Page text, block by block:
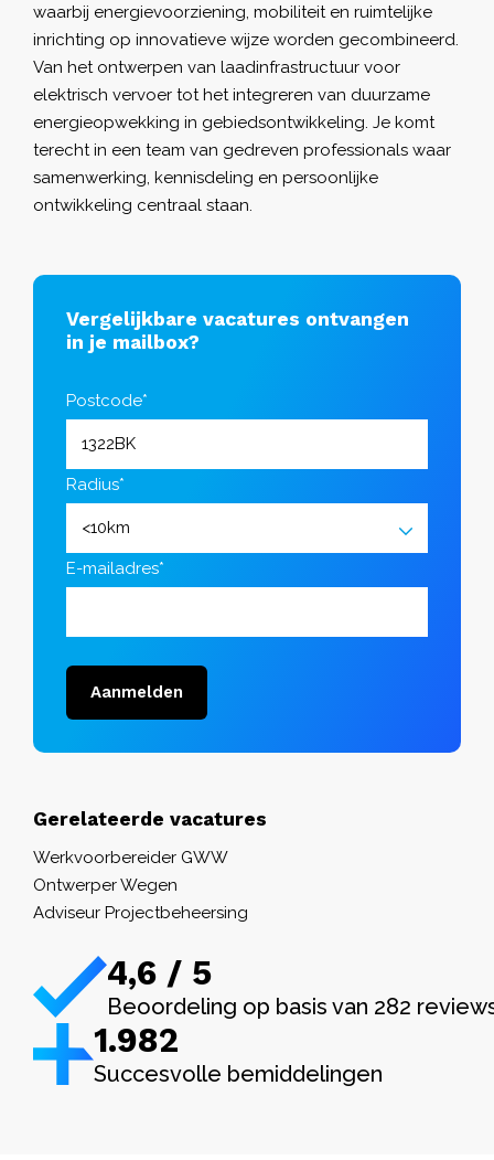
waarbij energievoorziening, mobiliteit en ruimtelijke
inrichting op innovatieve wijze worden gecombineerd.
Van het ontwerpen van laadinfrastructuur voor
elektrisch vervoer tot het integreren van duurzame
energieopwekking in gebiedsontwikkeling. Je komt
terecht in een team van gedreven professionals waar
samenwerking, kennisdeling en persoonlijke
ontwikkeling centraal staan.
Vergelijkbare vacatures ontvangen
in je mailbox?
Postcode*
Radius*
E-mailadres*
Aanmelden
Gerelateerde vacatures
Werkvoorbereider GWW
Ontwerper Wegen
Adviseur Projectbeheersing
4,6 / 5
Beoordeling op basis van 282
1.982
Succesvolle bemiddelingen